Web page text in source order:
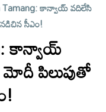
Tamang: కాన్వాయ్ వదిలేసి
సీఎం!
కాన్వాయ్
మోదీ పిలుపుతో